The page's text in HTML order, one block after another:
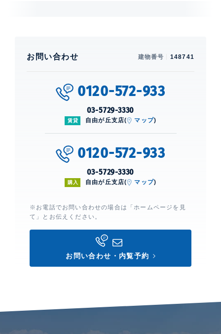
お問い合わせ 建物番号 148741
0120-572-933
03-5729-3330
賃貸 自由が丘支店( マップ)
0120-572-933
03-5729-3330
購入 自由が丘支店( マップ)
※お電話でお問い合わせの場合は「ホームページを見
て」とお伝えください。
お問い合わせ・内覧予約